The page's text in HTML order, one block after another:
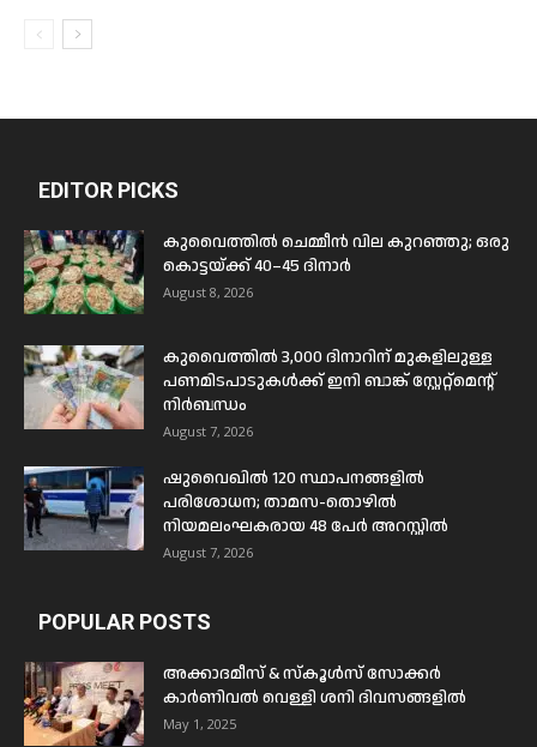
EDITOR PICKS
കുവൈത്തിൽ ചെമ്മീൻ വില കുറഞ്ഞു; ഒരു
കൊട്ടയ്ക്ക് 40–45 ദിനാർ
August 8, 2026
കുവൈത്തിൽ 3,000 ദിനാറിന് മുകളിലുള്ള
പണമിടപാടുകൾക്ക് ഇനി ബാങ്ക് സ്റ്റേറ്റ്മെന്റ്
നിർബന്ധം
August 7, 2026
ഷുവൈഖിൽ 120 സ്ഥാപനങ്ങളിൽ
പരിശോധന; താമസ-തൊഴിൽ
നിയമലംഘകരായ 48 പേർ അറസ്റ്റിൽ
August 7, 2026
POPULAR POSTS
അക്കാദമീസ് & സ്കൂൾസ് സോക്കർ
കാർണിവൽ വെള്ളി ശനി ദിവസങ്ങളിൽ
May 1, 2025